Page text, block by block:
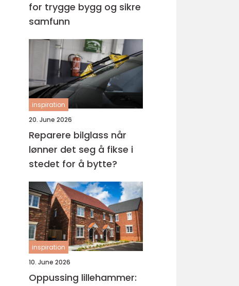
for trygge bygg og sikre
samfunn
inspiration
20. June 2026
Reparere bilglass når
lønner det seg å fikse i
stedet for å bytte?
inspiration
10. June 2026
Oppussing lillehammer: